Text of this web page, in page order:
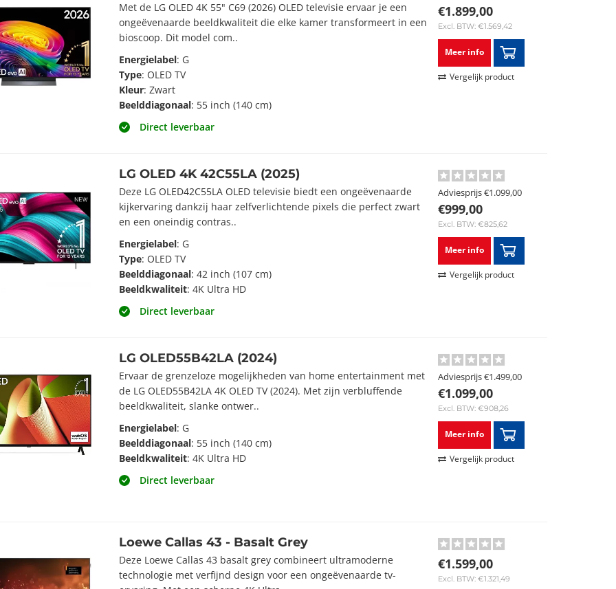
Met de LG OLED 4K 55" C69 (2026) OLED televisie ervaar je een
ongeëvenaarde beeldkwaliteit die elke kamer transformeert in een
bioscoop. Dit model com..
Energielabel: G
Type: OLED TV
Kleur: Zwart
Beelddiagonaal: 55 inch (140 cm)
Direct leverbaar
€1.899,00
Excl. BTW: €1.569,42
Meer info
Vergelijk product
LG OLED 4K 42C55LA (2025)
Deze LG OLED42C55LA OLED televisie biedt een ongeëvenaarde
kijkervaring dankzij haar zelfverlichtende pixels die perfect zwart
en een oneindig contras..
Energielabel: G
Type: OLED TV
Beelddiagonaal: 42 inch (107 cm)
Beeldkwaliteit: 4K Ultra HD
Direct leverbaar
Adviesprijs€1.099,00
€999,00
Excl. BTW: €825,62
Meer info
Vergelijk product
LG OLED55B42LA (2024)
Ervaar de grenzeloze mogelijkheden van home entertainment met
de LG OLED55B42LA 4K OLED TV (2024). Met zijn verbluffende
beeldkwaliteit, slanke ontwer..
Energielabel: G
Beelddiagonaal: 55 inch (140 cm)
Beeldkwaliteit: 4K Ultra HD
Direct leverbaar
Adviesprijs€1.499,00
€1.099,00
Excl. BTW: €908,26
Meer info
Vergelijk product
Loewe Callas 43 - Basalt Grey
Deze Loewe Callas 43 basalt grey combineert ultramoderne
technologie met verfijnd design voor een ongeëvenaarde tv-
€1.599,00
Excl. BTW: €1.321,49